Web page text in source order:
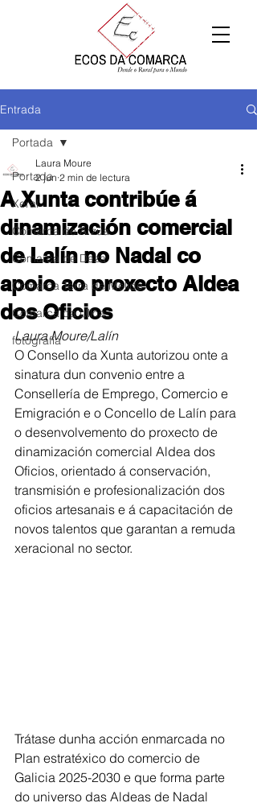
Entrada
Portada
Xeral
Comarca de Arzúa
Comarca de Deza
Comarca Terra de Melide
Comarca da Ulloa
fotografía
Portada
A Xunta contribúe á
dinamización comercial
de Lalín no Nadal co
apoio ao proxecto Aldea
dos Oficios
Laura Moure
2 jun 2 min de lectura
Laura Moure/Lalín
O Consello da Xunta autorizou onte a
sinatura dun convenio entre a
Consellería de Emprego, Comercio e
Emigración e o Concello de Lalín para
o desenvolvemento do proxecto de
dinamización comercial Aldea dos
Oficios, orientado á conservación,
transmisión e profesionalización dos
oficios artesanais e á capacitación de
novos talentos que garantan a remuda
xeracional no sector.
Trátase dunha acción enmarcada no
Plan estratéxico do comercio de
Galicia 2025-2030 e que forma parte
do universo das Aldeas de Nadal